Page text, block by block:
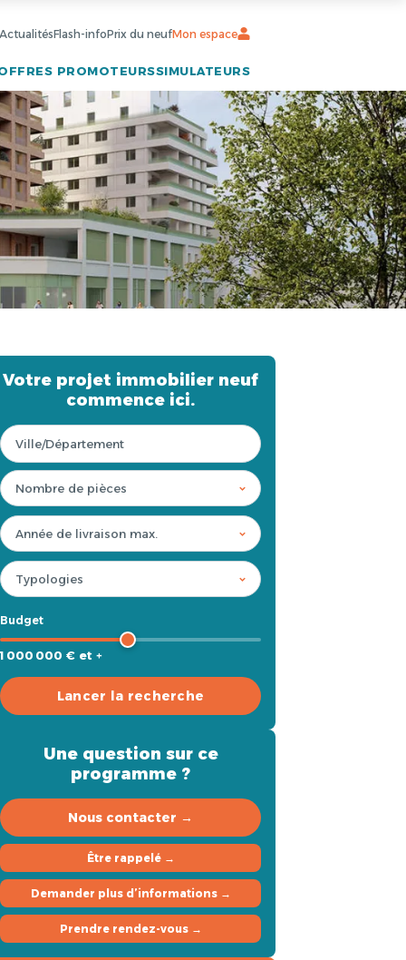
ActualitésFlash-infoPrix du neufMon espace
PROMOTEURSSIMULATEURS
Votre projet immobilier neuf
commence ici.
Budget
1 000 000 € et +
Lancer la recherche
Une question sur ce
programme ?
Nous contacter →
Être rappelé →
Demander plus d’informations →
Prendre rendez-vous →